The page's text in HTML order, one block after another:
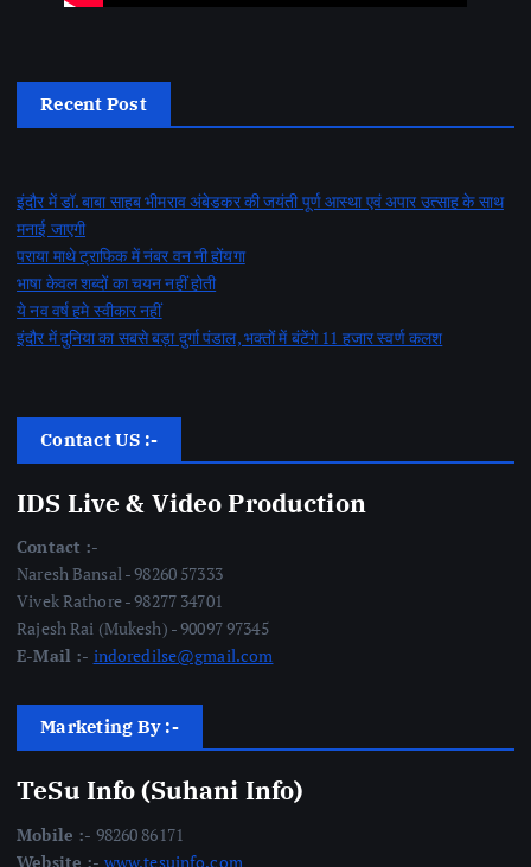
Recent Post
इंदौर में डॉ. बाबा साहब भीमराव अंबेडकर की जयंती पूर्ण आस्था एवं अपार उत्साह के साथ
मनाई जाएगी
पराया माथे ट्राफिक में नंबर वन नी होंयगा
भाषा केवल शब्दों का चयन नहीं होती
ये नव वर्ष हमे स्वीकार नहीं
इंदौर में दुनिया का सबसे बड़ा दुर्गा पंडाल, भक्तों में बंटेंगे 11 हजार स्वर्ण कलश
Contact US :-
IDS Live & Video Production
Contact :-
Naresh Bansal - 98260 57333
Vivek Rathore - 98277 34701
Rajesh Rai (Mukesh) - 90097 97345
E-Mail :- indoredilse@gmail.com
Marketing By :-
TeSu Info (Suhani Info)
Mobile :- 98260 86171
Website :- www.tesuinfo.com